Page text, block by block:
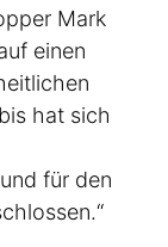
Mark
einen
hat sich
für den